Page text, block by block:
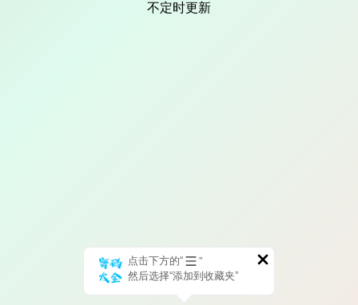
不定时更新
点击下方的“
”
然后选择“添加到收藏夹”